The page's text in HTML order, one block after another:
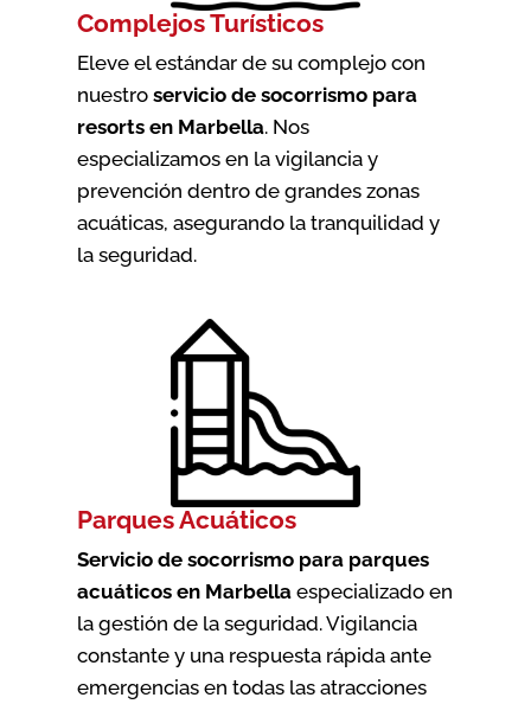
Complejos Turísticos
Eleve el estándar de su complejo con
nuestro servicio de socorrismo para
resorts en Marbella. Nos
especializamos en la vigilancia y
prevención dentro de grandes zonas
acuáticas, asegurando la tranquilidad y
la seguridad.
Parques Acuáticos
Servicio de socorrismo para parques
acuáticos en Marbella especializado en
la gestión de la seguridad. Vigilancia
constante y una respuesta rápida ante
emergencias en todas las atracciones